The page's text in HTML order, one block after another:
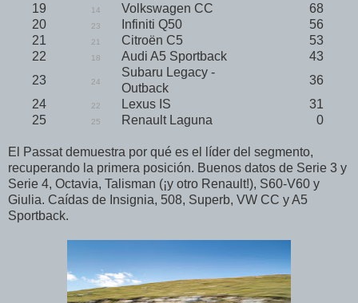
19
14 Volkswagen CC
68
20
23 Infiniti Q50
56
21
21 Citroën C5
53
22
18 Audi A5 Sportback
43
23
24
Subaru Legacy -
Outback
36
24
22 Lexus IS
31
25
25 Renault Laguna 0
El Passat demuestra por qué es el líder del segmento,
recuperando la primera posición. Buenos datos de Serie 3 y
Serie 4, Octavia, Talisman (¡y otro Renault!), S60-V60 y
Giulia. Caídas de Insignia, 508, Superb, VW CC y A5
Sportback.